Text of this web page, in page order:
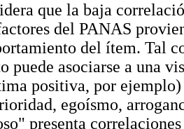
que la baja
del PANAS
del ítem. Tal
puede asociarse a una
positiva, por
egoísmo,
presenta